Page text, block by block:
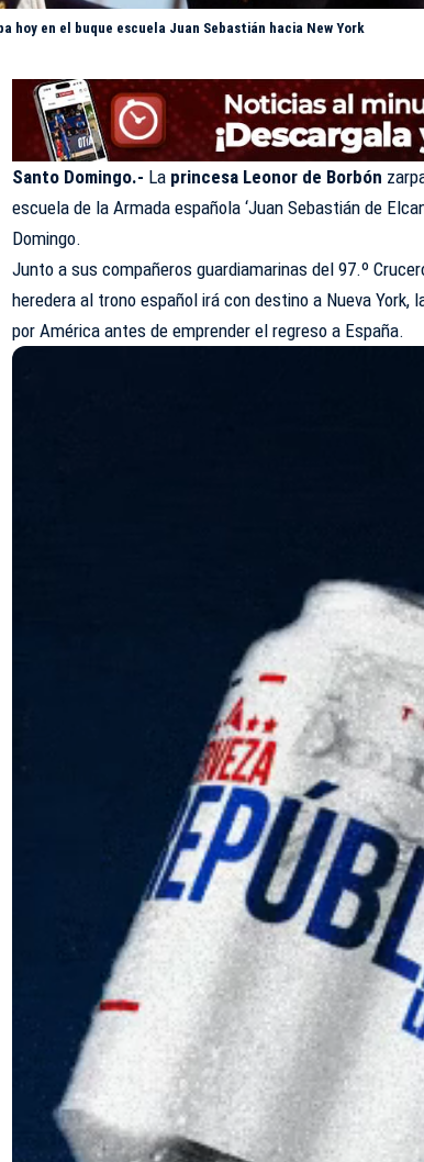
hoy en el buque escuela Juan Sebastián hacia New York
Santo Domingo.- La princesa Leonor de Borbón
escuela de la Armada española‘Juan Sebastián de
Domingo.
Junto a sus compañeros guardiamarinas del 97.º
heredera al trono español irá con destino a Nueva
por América antes de emprender el regreso a España.